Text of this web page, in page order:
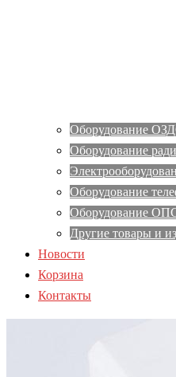
Оборудование
Оборудование
Оборудование
Оборудование
Другие товары и
Новости
Корзина
Контакты